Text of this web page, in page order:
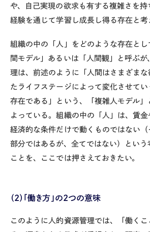
や、自己実現の欲求も有する複雑さを
経験を通じて学習し成長し得る存在と考
組織の中の「人」をどのような存在とし
間モデル」あるいは「人間観」と呼ぶ
理は、前述のように「人間はさまざまな
たライフステージによって変化させて
存在である」という、「複雑人モデル」
よっている。組織の中の「人」は、賃
経済的な条件だけで動くものではない
部分ではあるが、全てではない）という
ことを、ここでは押さえておきたい。
（2）「働き方」の2つの意味
このように人的資源管理では、「働く